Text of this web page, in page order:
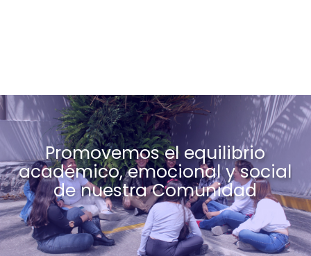
Promovemos el equilibrio
académico, emocional y social
de nuestra Comunidad